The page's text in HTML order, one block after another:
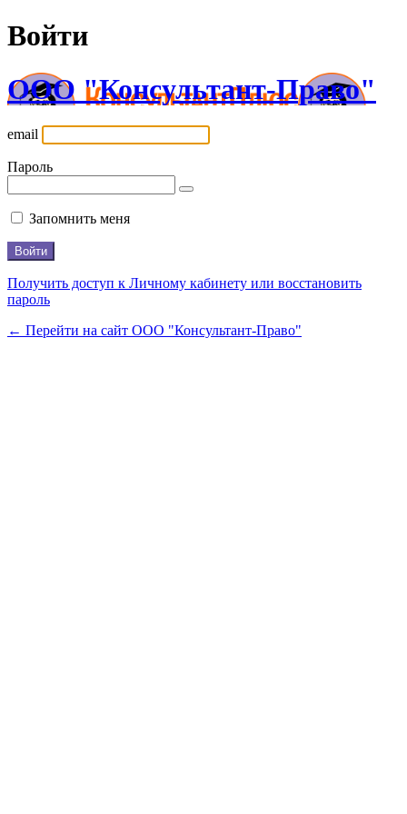
Войти
ООО "Консультант-Право"
email
Пароль
Запомнить меня
Получить доступ к Личному кабинету или восстановить
пароль
← Перейти на сайт ООО "Консультант-Право"